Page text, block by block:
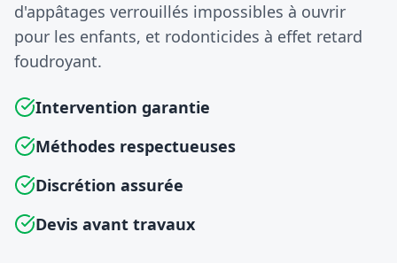
d'appâtages verrouillés impossibles à ouvrir
pour les enfants, et rodonticides à effet retard
foudroyant.
Intervention garantie
Méthodes respectueuses
Discrétion assurée
Devis avant travaux